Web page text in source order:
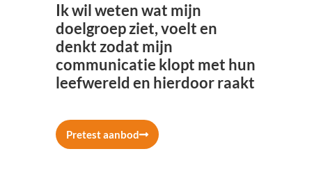
Ik wil weten wat mijn
doelgroep ziet, voelt en
denkt zodat mijn
communicatie klopt met hun
leefwereld en hierdoor raakt
Pretest aanbod